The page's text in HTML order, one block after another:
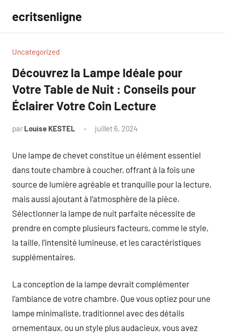
contenu
ecritsenligne
Uncategorized
Découvrez la Lampe Idéale pour
Votre Table de Nuit : Conseils pour
Éclairer Votre Coin Lecture
par Louise KESTEL juillet 6, 2024
Une lampe de chevet constitue un élément essentiel
dans toute chambre à coucher, offrant à la fois une
source de lumière agréable et tranquille pour la lecture,
mais aussi ajoutant à l’atmosphère de la pièce.
Sélectionner la lampe de nuit parfaite nécessite de
prendre en compte plusieurs facteurs, comme le style,
la taille, l’intensité lumineuse, et les caractéristiques
supplémentaires.
La conception de la lampe devrait complémenter
l’ambiance de votre chambre. Que vous optiez pour une
lampe minimaliste, traditionnel avec des détails
ornementaux, ou un style plus audacieux, vous avez